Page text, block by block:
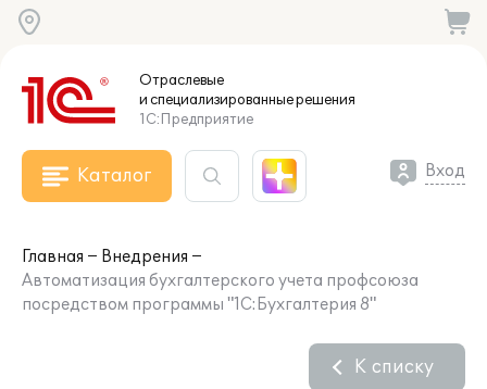
Отраслевые
и специализированныерешения
1С:Предприятие
Каталог Вход
Главная
Внедрения
Автоматизация бухгалтерского учета профсоюза
посредством программы "1С:Бухгалтерия 8"
К списку